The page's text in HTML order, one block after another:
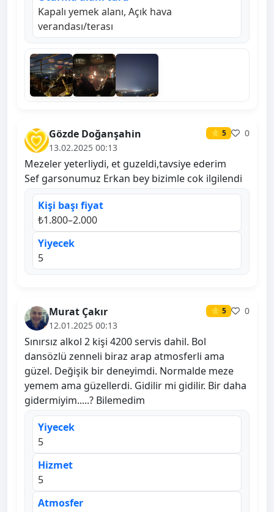
Kapalı yemek alanı, Açık hava
verandası/terası
Gözde Doğanşahin ⭐ 5
0
13.02.2025 00:13
Mezeler yeterliydi, et guzeldi,tavsiye ederim
Sef garsonumuz Erkan bey bizimle cok ilgilendi
Kişi başı fiyat
₺1.800–2.000
Yiyecek
5
Murat Çakır ⭐ 5
0
12.01.2025 00:13
Sınırsız alkol 2 kişi 4200 servis dahil. Bol
dansözlü zenneli biraz arap atmosferli ama
güzel. Değişik bir deneyimdi. Normalde meze
yemem ama güzellerdi. Gidilir mi gidilir. Bir daha
gidermiyim.....? Bilemedim
Yiyecek
5
Hizmet
5
Atmosfer